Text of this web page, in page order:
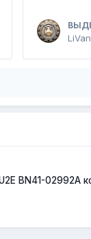
LiVan
BN41-02992A